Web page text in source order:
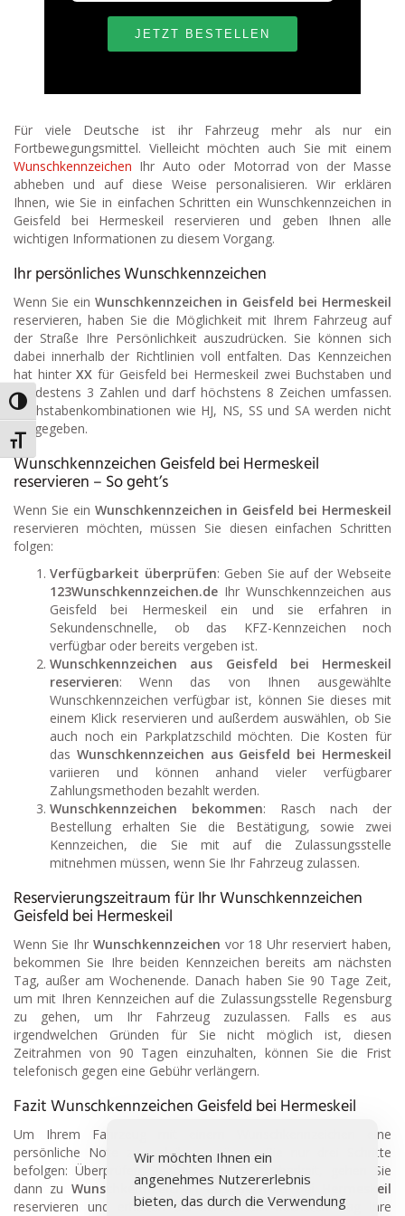
Umschalten auf hohe Kontraste
Schrift vergrößern
Für viele Deutsche ist ihr Fahrzeug mehr als nur ein
Fortbewegungsmittel. Vielleicht möchten auch Sie mit einem
Wunschkennzeichen Ihr Auto oder Motorrad von der Masse
abheben und auf diese Weise personalisieren. Wir erklären
Ihnen, wie Sie in einfachen Schritten ein Wunschkennzeichen in
Geisfeld bei Hermeskeil reservieren und geben Ihnen alle
wichtigen Informationen zu diesem Vorgang.
Ihr persönliches Wunschkennzeichen
Wenn Sie ein Wunschkennzeichen in Geisfeld bei Hermeskeil
reservieren, haben Sie die Möglichkeit mit Ihrem Fahrzeug auf
der Straße Ihre Persönlichkeit auszudrücken. Sie können sich
dabei innerhalb der Richtlinien voll entfalten. Das Kennzeichen
hat hinterXX für Geisfeld bei Hermeskeil zwei Buchstaben und
mindestens 3 Zahlen und darf höchstens 8 Zeichen umfassen.
Buchstabenkombinationen wie HJ, NS, SS und SA werden nicht
ausgegeben.
Wunschkennzeichen Geisfeld bei Hermeskeil
reservieren – So geht’s
Wenn Sie ein Wunschkennzeichen in Geisfeld bei Hermeskeil
reservieren möchten, müssen Sie diesen einfachen Schritten
folgen:
Verfügbarkeit überprüfen: Geben Sie auf der Webseite
123Wunschkennzeichen.de Ihr Wunschkennzeichen aus
Geisfeld bei Hermeskeil ein und sie erfahren in
Sekundenschnelle, ob das KFZ-Kennzeichen noch
verfügbar oder bereits vergeben ist.
Wunschkennzeichen aus Geisfeld bei Hermeskeil
reservieren: Wenn das von Ihnen ausgewählte
Wunschkennzeichen verfügbar ist, können Sie dieses mit
einem Klick reservieren und außerdem auswählen, ob Sie
auch noch ein Parkplatzschild möchten. Die Kosten für
das Wunschkennzeichen aus Geisfeld bei Hermeskeil
variieren und können anhand vieler verfügbarer
Zahlungsmethoden bezahlt werden.
Wunschkennzeichen bekommen: Rasch nach der
Bestellung erhalten Sie die Bestätigung, sowie zwei
Kennzeichen, die Sie mit auf die Zulassungsstelle
mitnehmen müssen, wenn Sie Ihr Fahrzeug zulassen.
Reservierungszeitraum für Ihr Wunschkennzeichen
Geisfeld bei Hermeskeil
Wenn Sie Ihr Wunschkennzeichen vor 18 Uhr reserviert haben,
bekommen Sie Ihre beiden Kennzeichen bereits am nächsten
Tag, außer am Wochenende. Danach haben Sie 90 Tage Zeit,
um mit Ihren Kennzeichen auf die Zulassungsstelle Regensburg
zu gehen, um Ihr Fahrzeug zuzulassen. Falls es aus
irgendwelchen Gründen für Sie nicht möglich ist, diesen
Zeitrahmen von 90 Tagen einzuhalten, können Sie die Frist
telefonisch gegen eine Gebühr verlängern.
Fazit Wunschkennzeichen Geisfeld bei Hermeskeil
Um Ihrem Fahrzeug mit einem Wunschkennzeichen eine
persönliche Note zu verleihen, müssen Sie nur drei Schritte
befolgen: Überprüfen Sie online die Verfügbarkeit, gehen Sie
dann zu Wunschkennzeichen aus Geisfeld bei Hermeskeil
reservieren und erhalten Sie bereits am nächsten Tag Ihre
Wir möchten Ihnen ein
angenehmes Nutzererlebnis
bieten, das durch die Verwendung